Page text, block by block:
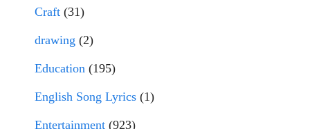
Craft (31)
drawing (2)
Education (195)
English Song Lyrics (1)
Entertainment (923)